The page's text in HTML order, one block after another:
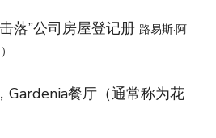
落”公司房屋登记册 路易斯·阿
Gardenia餐厅（通常称为花